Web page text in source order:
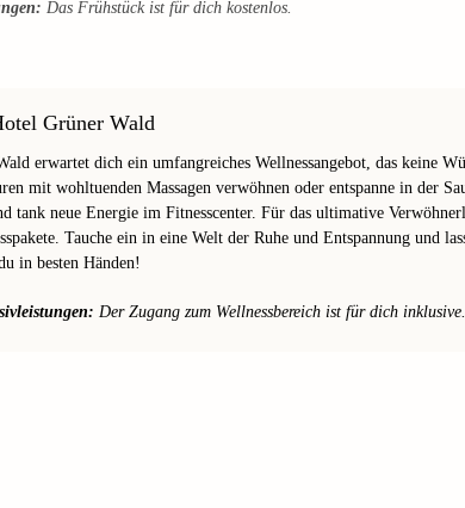
Das Frühstück ist für dich kostenlos.
Grüner Wald
erwartet dich ein umfangreiches Wellnessangebot, das keine
mit wohltuenden Massagen verwöhnen oder entspanne in der
tank neue Energie im Fitnesscenter. Für das ultimative
Tauche ein in eine Welt der Ruhe und Entspannung und
in besten Händen!
Der Zugang zum Wellnessbereich ist für dich inklusive.